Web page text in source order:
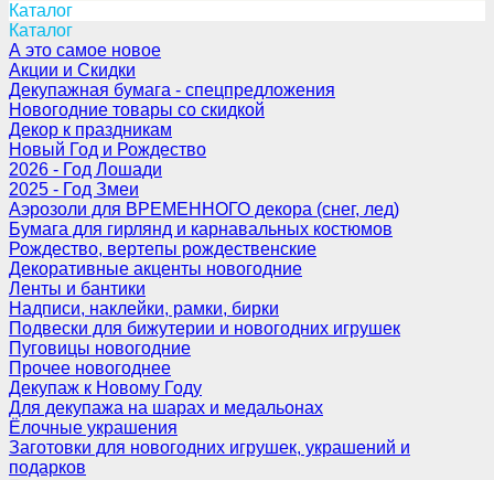
Каталог
Каталог
А это самое новое
Акции и Скидки
Декупажная бумага - спецпредложения
Новогодние товары со скидкой
Декор к праздникам
Новый Год и Рождество
2026 - Год Лошади
2025 - Год Змеи
Аэрозоли для ВРЕМЕННОГО декора (снег, лед)
Бумага для гирлянд и карнавальных костюмов
Рождество, вертепы рождественские
Декоративные акценты новогодние
Ленты и бантики
Надписи, наклейки, рамки, бирки
Подвески для бижутерии и новогодних игрушек
Пуговицы новогодние
Прочее новогоднее
Декупаж к Новому Году
Для декупажа на шарах и медальонах
Ёлочные украшения
Заготовки для новогодних игрушек, украшений и
подарков